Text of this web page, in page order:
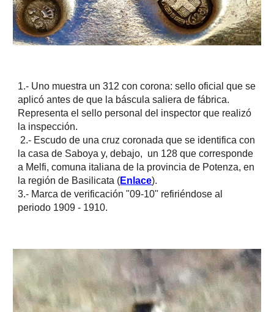
1.- Uno muestra un 312 con corona: sello oficial que se
aplicó antes de que la báscula saliera de fábrica.
Representa el sello personal del inspector que realizó
la inspección.
2.- Escudo de una cruz coronada que se identifica con
la casa de Saboya y, debajo, un 128 que corresponde
a Melfi, comuna italiana de la provincia de Potenza, en
la región de Basilicata (Enlace).
3.- Marca de verificación "09-10" refiriéndose al
periodo 1909 - 1910.